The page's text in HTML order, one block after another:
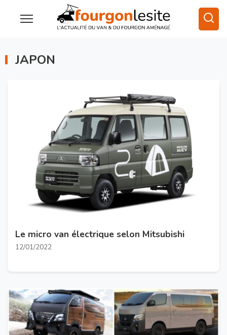
JAPON
Le micro van électrique selon Mitsubishi
12/01/2022